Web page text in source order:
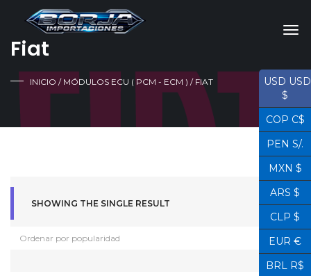
Fiat
INICIO / MÓDULOS ECU ( PCM - ECM ) / FIAT
SHOWING THE SINGLE RESULT
USD USD
$
COP C$
PEN S/.
MXN $
ARS $
CLP $
EUR €
BRL R$